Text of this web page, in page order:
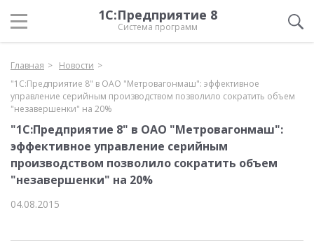
1С:Предприятие 8
Система программ
Главная
Новости
"1С:Предприятие 8" в ОАО "Метровагонмаш": эффективное
управление серийным производством позволило сократить объем
"незавершенки" на 20%
"1С:Предприятие 8" в ОАО "Метровагонмаш":
эффективное управление серийным
производством позволило сократить объем
"незавершенки" на 20%
04.08.2015